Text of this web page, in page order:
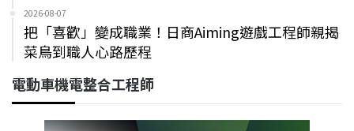
2026-08-07
把「喜歡」變成職業！日商Aiming遊戲工程師親揭
菜鳥到職人心路歷程
電動車機電整合工程師